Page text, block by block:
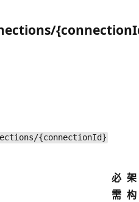
{connectionId}
必
需
架
构